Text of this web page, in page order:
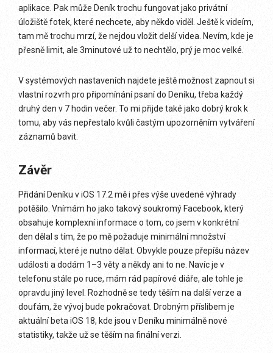
aplikace. Pak může Deník trochu fungovat jako privátní
úložiště fotek, které nechcete, aby někdo viděl. Ještě k videím,
tam mě trochu mrzí, že nejdou vložit delší videa. Nevím, kde je
přesně limit, ale 3minutové už to nechtělo, prý je moc velké.
V systémových nastaveních najdete ještě možnost zapnout si
vlastní rozvrh pro připomínání psaní do Deníku, třeba každý
druhý den v 7 hodin večer. To mi přijde také jako dobrý krok k
tomu, aby vás nepřestalo kvůli častým upozorněním vytváření
záznamů bavit.
Závěr
Přidání Deníku v iOS 17.2 mě i přes výše uvedené výhrady
potěšilo. Vnímám ho jako takový soukromý Facebook, který
obsahuje komplexní informace o tom, co jsem v konkrétní
den dělal s tím, že po mě požaduje minimální množství
informací, které je nutno dělat. Obvykle pouze přepíšu název
události a dodám 1–3 věty a někdy ani to ne. Navíc je v
telefonu stále po ruce, mám rád papírové diáře, ale tohle je
opravdu jiný level. Rozhodně se tedy těším na další verze a
doufám, že vývoj bude pokračovat. Drobným příslibem je
aktuální beta iOS 18, kde jsou v Deníku minimálně nové
statistiky, takže už se těším na finální verzi.